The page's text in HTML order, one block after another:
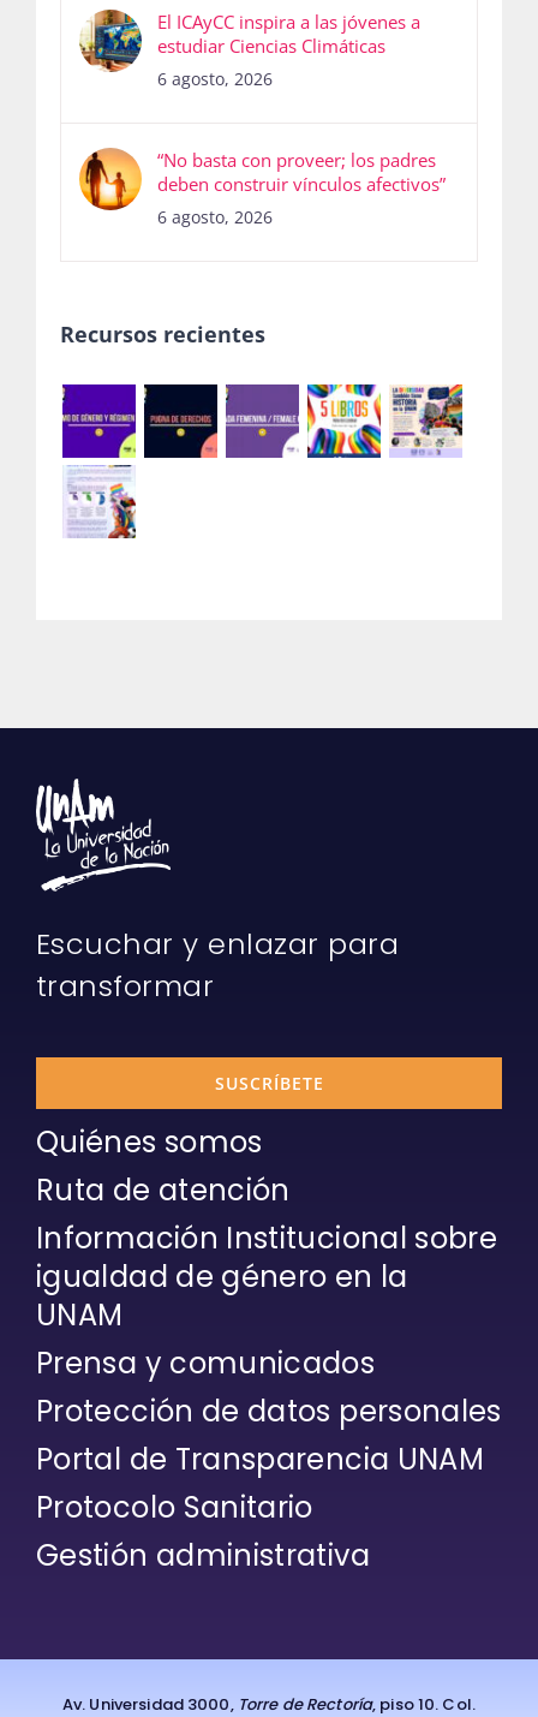
El ICAyCC inspira a las jóvenes a
estudiar Ciencias Climáticas
6 agosto, 2026
“No basta con proveer; los padres
deben construir vínculos afectivos”
6 agosto, 2026
Recursos recientes
Escuchar y enlazar para
transformar
SUSCRÍBETE
Quiénes somos
Ruta de atención
Información Institucional sobre
igualdad de género en la
UNAM
Prensa y comunicados
Protección de datos personales
Portal de Transparencia UNAM
Protocolo Sanitario
Gestión administrativa
Av. Universidad 3000, Torre de Rectoría, piso 10. Col.